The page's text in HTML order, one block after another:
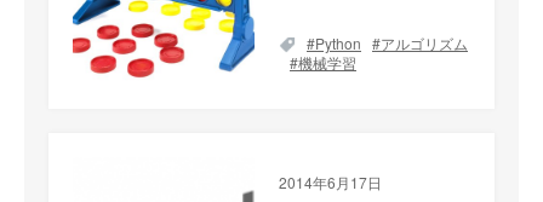
Python
アルゴリズム
機械学習
2014年6月17日